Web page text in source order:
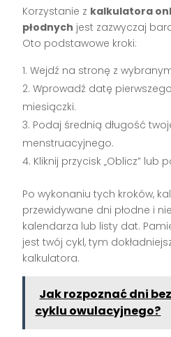
Korzystanie z kalkulatora
płodnych jest zazwyczaj
Oto podstawowe kroki:
Wejdź na stronę z
Wprowadź datę
miesiączki.
Podaj średnią długość
menstruacyjnego.
Kliknij przycisk „Oblicz” lub
Po wykonaniu tych kroków,
przewidywane dni płodne i
kalendarza lub listy dat.
jest twój cykl, tym
kalkulatora.
Jak rozpoznać dni
cyklu owulacyjnego?